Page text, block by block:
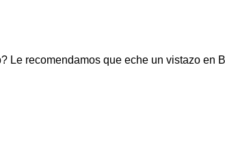
Le recomendamos que eche un vistazo en